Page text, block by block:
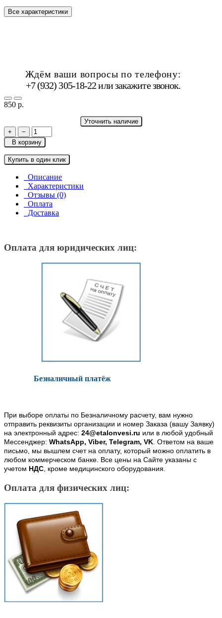
Все характеристики
Ждём ваши вопросы по телефону:
+7 (932) 305-18-22 илизакажите звонок.
850 р.
Уточнить наличие
+
−
В корзину
Купить в один клик
Описание
Характеристики
Отзывы (0)
Оплата
Доставка
Оплата для юридических лиц:
Безналичный платёж
При выборе оплаты по Безналичному расчету, вам нужно
отправить реквизиты организации и номер Заказа (вашу Заявку)
на электронный адрес: 24@etalonvesi.ru или в любой удобный
Мессенджер: WhatsApp, Viber, Telegram, VK. Ответом на ваше
письмо, мы вышлем счет на оплату, который можно оплатить в
любом коммерческом банке. Все цены на Сайте указаны с
учетом НДС, кроме медицинского оборудования.
Оплата для физических лиц: